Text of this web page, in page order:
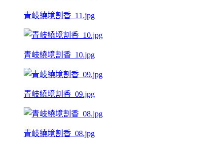
青岐繞境割香_11.jpg
青岐繞境割香_10.jpg
青岐繞境割香_09.jpg
青岐繞境割香_08.jpg